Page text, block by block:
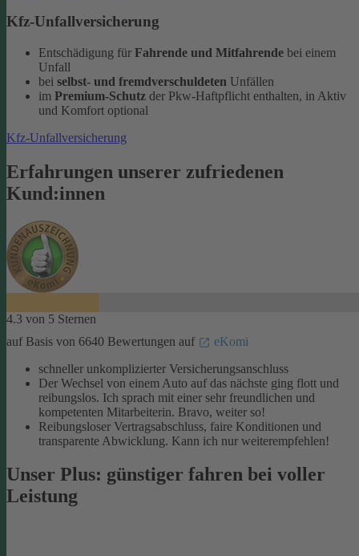
Kfz-Unfallversicherung
Entschädigung für Fahrende und Mitfahrende bei einem
Unfall
bei selbst- und fremdverschuldeten Unfällen
im Premium-Schutz der Pkw-Haftpflicht enthalten, in Aktiv
und Komfort optional
Kfz-Unfallversicherung
Erfahrungen unserer zufriedenen
Kund:innen
4.3 von 5 Sternen
auf Basis von 6640 Bewertungen auf
eKomi
schneller unkomplizierter Versicherungsanschluss
Der Wechsel von einem Auto auf das nächste ging flott und
reibungslos. Ich sprach mit einer sehr freundlichen und
kompetenten Mitarbeiterin. Bravo, weiter so!
Reibungsloser Vertragsabschluss, faire Konditionen und
transparente Abwicklung. Kann ich nur weiterempfehlen!
Unser Plus: günstiger fahren bei voller
Leistung